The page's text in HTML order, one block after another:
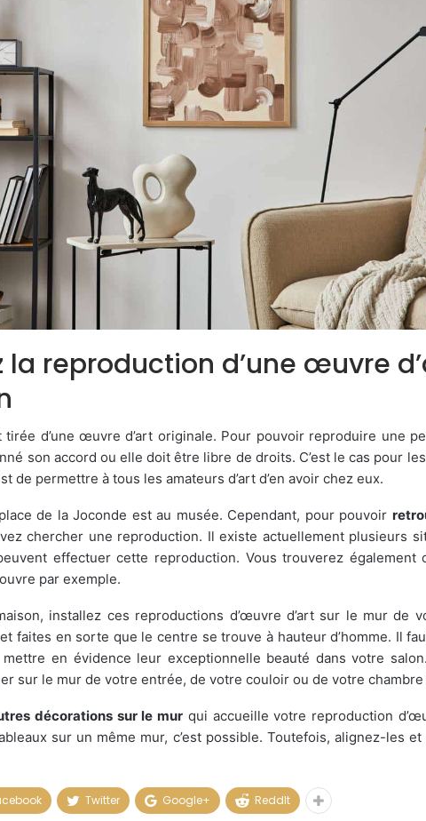
la reproduction d’une œuvre
d’une œuvre d’art originale. Pour pouvoir reproduire une
son accord ou elle doit être libre de droits. C’est le cas pour
de permettre à tous les amateurs d’art d’en avoir chez eux.
de la Joconde est au musée. Cependant, pour pouvoir
chercher une reproduction. Il existe actuellement plusieurs
effectuer cette reproduction. Vous trouverez également
par exemple.
installez ces reproductions d’œuvre d’art sur le mur de
faites en sorte que le centre se trouve à hauteur d’homme. Il
en évidence leur exceptionnelle beauté dans votre
sur le mur de votre entrée, de votre couloir ou de votre chambre
décorations sur le mur qui accueille votre reproduction
sur un même mur, c’est possible. Toutefois, alignez-les
Twitter Google+ ReddIt